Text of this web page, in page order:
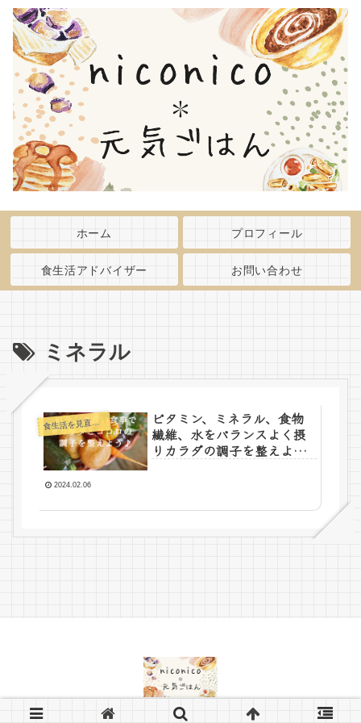
ホーム プロフィール
食生活アドバイザー お問い合わせ
ミネラル
食
生活を見直そう♪
ビタミン、ミネラル、食物
繊維、水をバランスよく摂
りカラダの調子を整えよう
2024.02.06
© 2024 nikoniko＊元気ごはん.